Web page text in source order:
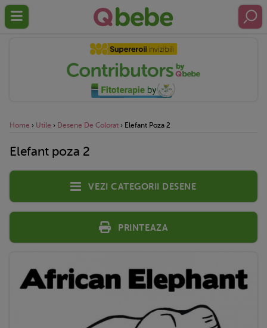
Home › Utile › Desene De Colorat › Elefant Poza 2
Elefant poza 2
Vezi categorii desene
Printeaza